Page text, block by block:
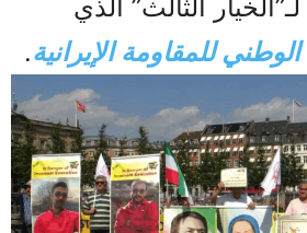
الثالث” الذي
للمقاومة الإيرانية.